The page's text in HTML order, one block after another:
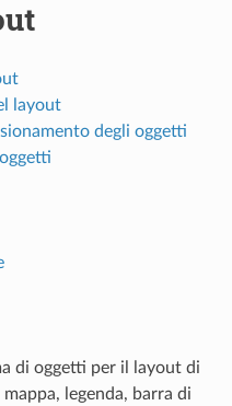
layout
degli oggetti
di oggetti per il layout di
legenda, barra di